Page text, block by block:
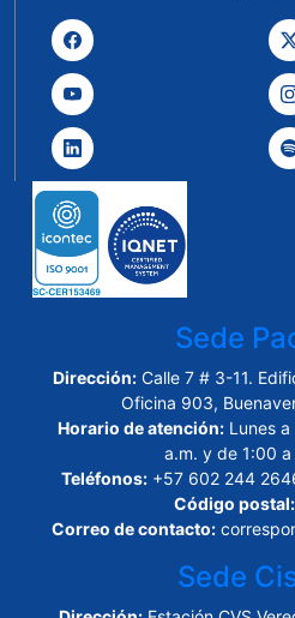
Sede
Dirección: Calle 7 # 3-11.
Oficina 903,
Horario de atención:Lunes a
a.m. y de 1:00
Teléfonos: +57 602 244
Código postal:
Correo de contacto:
Sede